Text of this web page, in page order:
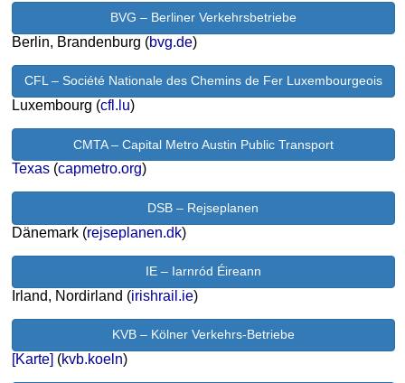
BVG – Berliner Verkehrsbetriebe
Berlin, Brandenburg (bvg.de)
CFL – Société Nationale des Chemins de Fer Luxembourgeois
Luxembourg (cfl.lu)
CMTA – Capital Metro Austin Public Transport
Texas (capmetro.org)
DSB – Rejseplanen
Dänemark (rejseplanen.dk)
IE – Iarnród Éireann
Irland, Nordirland (irishrail.ie)
KVB – Kölner Verkehrs-Betriebe
[Karte] (kvb.koeln)